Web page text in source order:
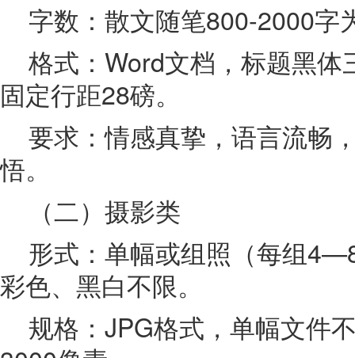
字数：散文随笔800-2000字
格式：Word文档，标题黑
固定行距28磅。
要求：情感真挚，语言流畅
悟。
（二）摄影类
形式：单幅或组照（每组
彩色、黑白不限。
规格：JPG格式，单幅文件